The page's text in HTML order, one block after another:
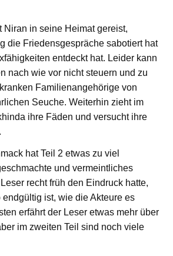
Niran in seine Heimat gereist,
die Friedensgespräche sabotiert hat
entdeckt hat. Leider kann
nach wie vor nicht steuern und zu
Familienangehörige von
Seuche. Weiterhin zieht im
ihre Fäden und versucht ihre
hat Teil 2 etwas zu viel
und vermeintliches
recht früh den Eindruck hatte,
ist, wie die Akteure es
erfährt der Leser etwas mehr über
im zweiten Teil sind noch viele